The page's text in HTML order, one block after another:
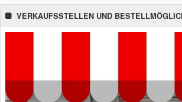
VERKAUFSSTELLEN UND